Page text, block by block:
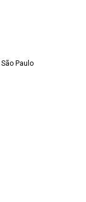
São Paulo